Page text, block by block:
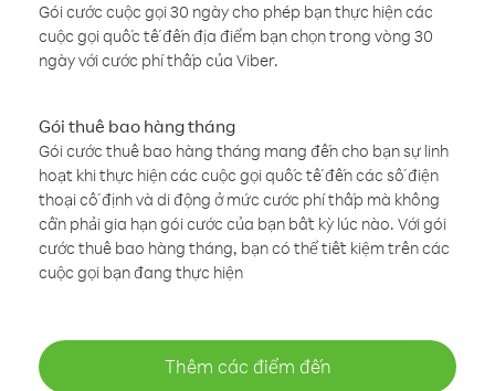
Gói cước cuộc gọi 30 ngày cho phép bạn thực hiện các
cuộc gọi quốc tế đến địa điểm bạn chọn trong vòng 30
ngày với cước phí thấp của Viber.
Gói thuê bao hàng tháng
Gói cước thuê bao hàng tháng mang đến cho bạn sự linh
hoạt khi thực hiện các cuộc gọi quốc tế đến các số điện
thoại cố định và di động ở mức cước phí thấp mà không
cần phải gia hạn gói cước của bạn bất kỳ lúc nào. Với gói
cước thuê bao hàng tháng, bạn có thể tiết kiệm trên các
cuộc gọi bạn đang thực hiện
Thêm các điểm đến